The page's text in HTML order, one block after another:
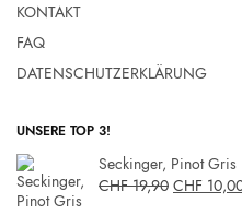
KONTAKT
FAQ
DATENSCHUTZERKLÄRUNG
UNSERE TOP 3!
Seckinger, Pinot Gris
CHF19,90 CHF